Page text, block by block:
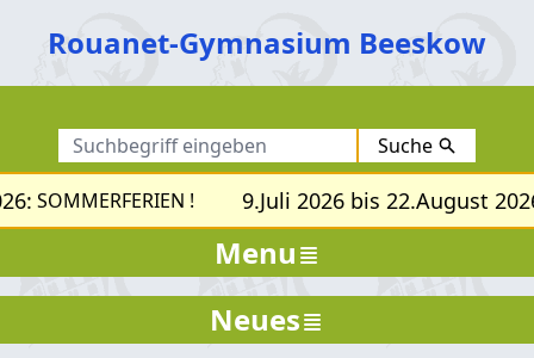
Rouanet-Gymnasium Beeskow
Suche
SOMMERFERIEN ! 9.Juli 2026 bis 22.August
Menu
Neues